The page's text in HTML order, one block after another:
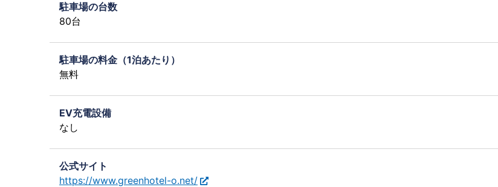
駐車場の台数
80台
駐車場の料金（1泊あたり）
無料
EV充電設備
なし
公式サイト
https://www.greenhotel-o.net/